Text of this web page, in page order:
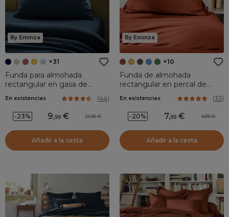
By Eminza
+31
Funda para almohada
rectangular en gasa de
algodón (L70 cm) Gaïa Azul
noche
En existencias (44)
-23% 9,99 12,99
Añadir a la cesta
By Eminza
+10
Funda de almohada
rectangular en percal de
Terracota
En existencias (33)
-20% 7,99 9,99
Añadir a la cesta